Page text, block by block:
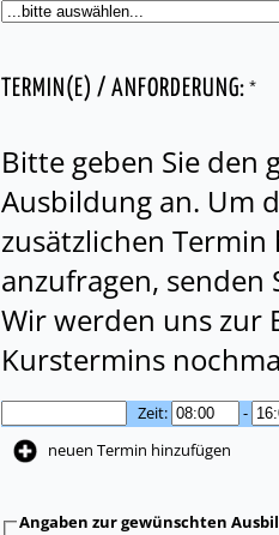
TERMIN(E) / ANFORDERUNG: *
Bitte geben Sie den
Ausbildung an. Um
zusätzlichen
anzufragen, senden
Wir werden uns zur
Kurstermins
Zeit:
-
neuen Termin hinzufügen
Angaben zur gewünschten